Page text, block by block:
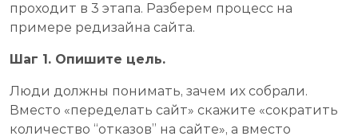
проходит в 3 этапа. Разберем процесс на
примере редизайна сайта.
Шаг 1. Опишите цель.
Люди должны понимать, зачем их собрали.
Вместо «переделать сайт» скажите «сократить
количество “отказов” на сайте», а вместо